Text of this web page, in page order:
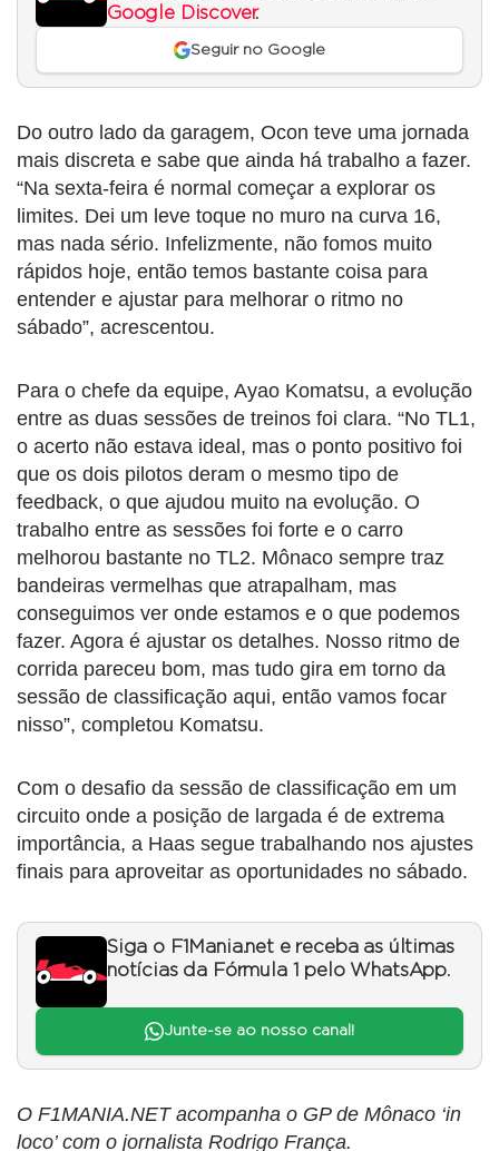
Google Discover.
Seguir no Google
Do outro lado da garagem, Ocon teve uma jornada
mais discreta e sabe que ainda há trabalho a fazer.
“Na sexta-feira é normal começar a explorar os
limites. Dei um leve toque no muro na curva 16,
mas nada sério. Infelizmente, não fomos muito
rápidos hoje, então temos bastante coisa para
entender e ajustar para melhorar o ritmo no
sábado”, acrescentou.
Para o chefe da equipe, Ayao Komatsu, a evolução
entre as duas sessões de treinos foi clara. “No TL1,
o acerto não estava ideal, mas o ponto positivo foi
que os dois pilotos deram o mesmo tipo de
feedback, o que ajudou muito na evolução. O
trabalho entre as sessões foi forte e o carro
melhorou bastante no TL2. Mônaco sempre traz
bandeiras vermelhas que atrapalham, mas
conseguimos ver onde estamos e o que podemos
fazer. Agora é ajustar os detalhes. Nosso ritmo de
corrida pareceu bom, mas tudo gira em torno da
sessão de classificação aqui, então vamos focar
nisso”, completou Komatsu.
Com o desafio da sessão de classificação em um
circuito onde a posição de largada é de extrema
importância, a Haas segue trabalhando nos ajustes
finais para aproveitar as oportunidades no sábado.
Siga o F1Mania.net e receba as últimas
notícias da Fórmula 1 pelo WhatsApp.
Junte-se ao nosso canal!
O F1MANIA.NET acompanha o GP de Mônaco ‘in
loco’ com o jornalista Rodrigo França.